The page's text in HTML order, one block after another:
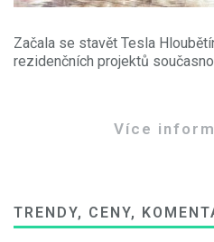
Začala se stavět Tesla
rezidenčních projektů
Více
TRENDY, CENY,